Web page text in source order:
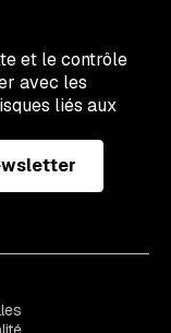
et le contrôle
avec les
liés aux